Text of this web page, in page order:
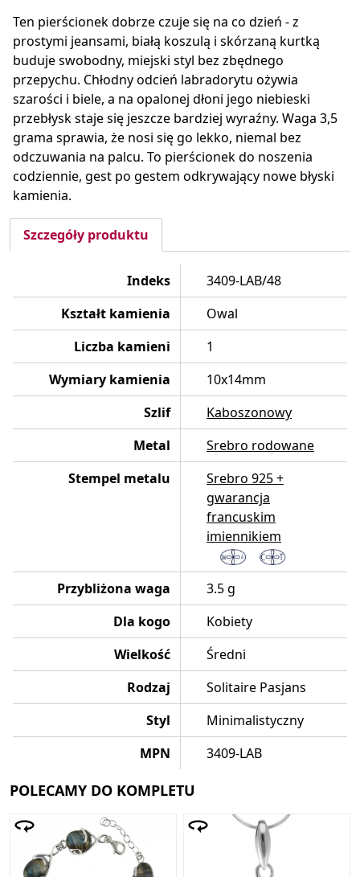
Ten pierścionek dobrze czuje się na co dzień - z
prostymi jeansami, białą koszulą i skórzaną kurtką
buduje swobodny, miejski styl bez zbędnego
przepychu. Chłodny odcień labradorytu ożywia
szarości i biele, a na opalonej dłoni jego niebieski
przebłysk staje się jeszcze bardziej wyraźny. Waga 3,5
grama sprawia, że nosi się go lekko, niemal bez
odczuwania na palcu. To pierścionek do noszenia
codziennie, gest po gestem odkrywający nowe błyski
kamienia.
Szczegóły produktu
Indeks
3409-LAB/48
Kształt kamienia
Owal
Liczba kamieni
1
Wymiary kamienia
10x14mm
Szlif
Kaboszonowy
Metal
Srebro rodowane
Stempel metalu
Srebro 925 +
gwarancja
francuskim
imiennikiem
Przybliżona waga
3.5 g
Dla kogo
Kobiety
Wielkość
Średni
Rodzaj
Solitaire Pasjans
Styl
Minimalistyczny
MPN
3409-LAB
POLECAMY DO KOMPLETU